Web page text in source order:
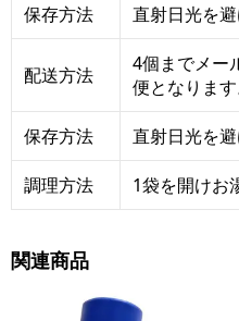
保存方法 直射日光を
配送方法
4個までメー
便となります
保存方法 直射日光を
調理方法 1袋を開けお
関連商品